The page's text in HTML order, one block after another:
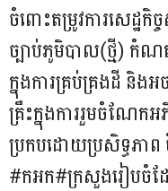
ចំពោះតម្រូវការសេដ្ឋកិច្
ច្បាប់ភូមិបាល(ថ្មី) កំ
ក្នុងការគ្រប់គ្រងដី និង
គ្រឹះក្នុងការ​រួមចំណែកអ
ប្រកបដោយប្រសិទ្ធភាព
#កអក#ក្រសួងរៀបចំ